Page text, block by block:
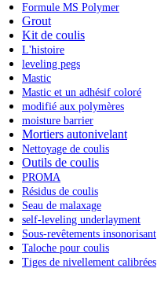
Formule MS Polymer
Grout
Kit de coulis
L'histoire
leveling pegs
Mastic
Mastic et un adhésif coloré
modifié aux polymères
moisture barrier
Mortiers autonivelant
Nettoyage de coulis
Outils de coulis
PROMA
Résidus de coulis
Seau de malaxage
self-leveling underlayment
Sous-revêtements insonorisant
Taloche pour coulis
Tiges de nivellement calibrées